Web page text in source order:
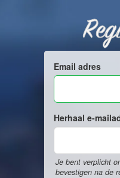
Email adres
Herhaal e-
Je bent verplicht
bevestigen na de